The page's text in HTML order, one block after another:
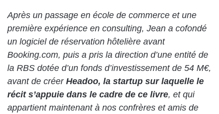
Après un passage en école de commerce et une
première expérience en consulting, Jean a cofondé
un logiciel de réservation hôtelière avant
Booking.com, puis a pris la direction d’une entité de
la RBS dotée d’un fonds d’investissement de 54 M€,
avant de créer Headoo, la startup sur laquelle le
récit s’appuie dans le cadre de ce livre, et qui
appartient maintenant à nos confrères et amis de